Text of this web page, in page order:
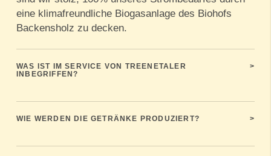
eine klimafreundliche Biogasanlage des Biohofs
Backensholz zu decken.
WAS IST IM SERVICE VON TREENETALER
INBEGRIFFEN?
>
WIE WERDEN DIE GETRÄNKE PRODUZIERT? >